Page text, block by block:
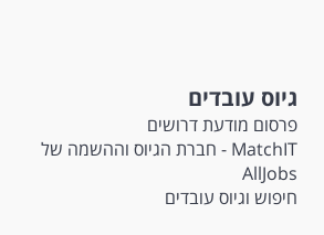
גיוס עובדים
פרסום מודעת דרושים
MatchIT - חברת הגיוס וההשמה של
AllJobs
חיפוש וגיוס עובדים